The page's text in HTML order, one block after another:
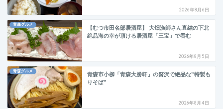
2026年8月6日
青森グルメ
【むつ市田名部居酒屋】 大畑漁師さん直結の下北
絶品海の幸が頂ける居酒屋「三宝」で吞む
2026年8月5日
青森グルメ
青森市小柳「青森大勝軒」の贅沢で絶品な”特製も
りそば”
2026年8月4日